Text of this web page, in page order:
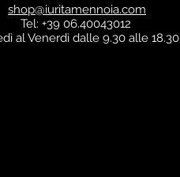
shop@iuritamennoia.com
Tel: +39 06.40043012
al Venerdì dalle 9.30 alle 18.30